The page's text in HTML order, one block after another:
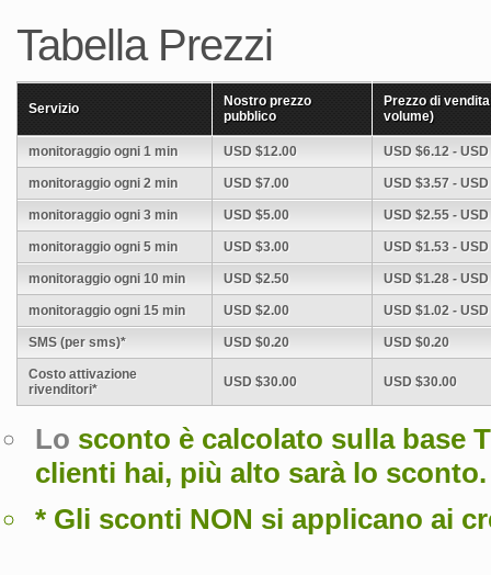
Tabella Prezzi
Servizio
Nostro prezzo
pubblico
Prezzo di
volume)
monitoraggio ogni 1 min USD $12.00 USD $6.12 -
monitoraggio ogni 2 min USD $7.00 USD $3.57 -
monitoraggio ogni 3 min USD $5.00 USD $2.55 -
monitoraggio ogni 5 min USD $3.00 USD $1.53 -
monitoraggio ogni 10 min USD $2.50 USD $1.28 -
monitoraggio ogni 15 min USD $2.00 USD $1.02 -
SMS (per sms)* USD $0.20 USD $0.20
Costo attivazione
rivenditori*
USD $30.00 USD $30.00
Lo sconto è calcolato sulla base
clienti hai, più alto sarà lo sconto.
* Gli sconti NON si applicano ai